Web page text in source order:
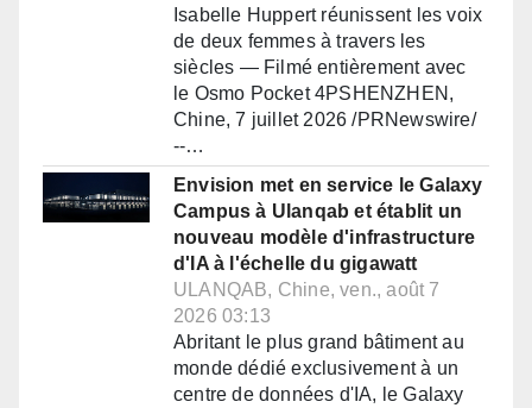
Isabelle Huppert réunissent les voix
de deux femmes à travers les
siècles — Filmé entièrement avec
le Osmo Pocket 4PSHENZHEN,
Chine, 7 juillet 2026 /PRNewswire/
--…
Envision met en service le Galaxy
Campus à Ulanqab et établit un
nouveau modèle d'infrastructure
d'IA à l'échelle du gigawatt
ULANQAB, Chine, ven., août 7
2026 03:13
Abritant le plus grand bâtiment au
monde dédié exclusivement à un
centre de données d'IA, le Galaxy